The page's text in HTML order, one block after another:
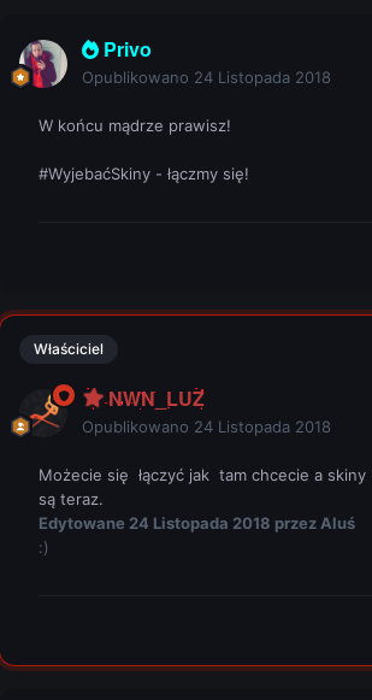
Privo
Opublikowano 24 Listopada 2018
W końcu mądrze prawisz!
#WyjebaćSkiny - łączmy się!
Właściciel
NWN_LUZ
Opublikowano 24 Listopada 2018
Możecie się łączyć jak tam chcecie a
są teraz.
Edytowane 24 Listopada 2018 przez Aluś
:)